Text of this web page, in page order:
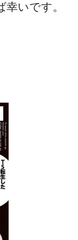
いです。